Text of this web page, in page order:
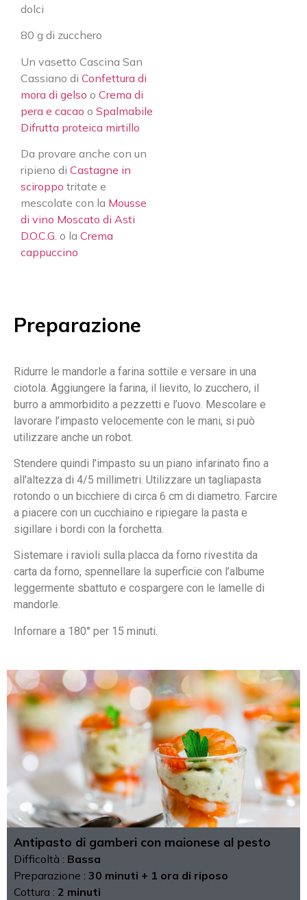
dolci
80 g di zucchero
Un vasetto Cascina San
Cassiano di Confettura di
mora di gelso o Crema di
pera e cacao o Spalmabile
Difrutta proteica mirtillo
Da provare anche con un
ripieno di Castagne in
sciroppo tritate e
mescolate con la Mousse
di vino Moscato di Asti
D.O.C.G. o la Crema
cappuccino
Preparazione
Ridurre le mandorle a farina sottile e versare in una
ciotola. Aggiungere la farina, il lievito, lo zucchero, il
burro a ammorbidito a pezzetti e l’uovo. Mescolare e
lavorare l’impasto velocemente con le mani, si può
utilizzare anche un robot.
Stendere quindi l’impasto su un piano infarinato fino a
all’altezza di 4/5 millimetri. Utilizzare un tagliapasta
rotondo o un bicchiere di circa 6 cm di diametro. Farcire
a piacere con un cucchiaino e ripiegare la pasta e
sigillare i bordi con la forchetta.
Sistemare i ravioli sulla placca da forno rivestita da
carta da forno, spennellare la superficie con l’albume
leggermente sbattuto e cospargere con le lamelle di
mandorle.
Infornare a 180° per 15 minuti.
Antipasto di gamberi con maionese al pesto
Difficoltà : Bassa
Preparazione : 30 minuti + 1 ora di riposo
Cottura : 2 minuti